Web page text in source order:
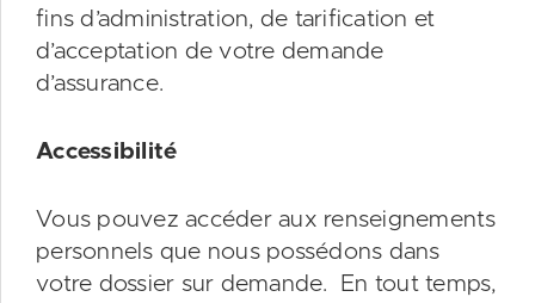
fins d’administration, de tarification et
d’acceptation de votre demande
d’assurance.
Accessibilité
Vous pouvez accéder aux renseignements
personnels que nous possédons dans
votre dossier sur demande. En tout temps,